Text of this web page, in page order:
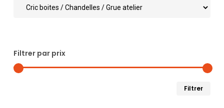
Filtrer par prix
Filtrer